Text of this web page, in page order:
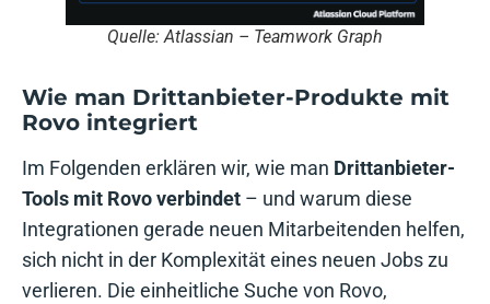
Quelle: Atlassian – Teamwork Graph
Wie man Drittanbieter-Produkte mit
Rovo integriert
Im Folgenden erklären wir, wie man Drittanbieter-
Tools mit Rovo verbindet – und warum diese
Integrationen gerade neuen Mitarbeitenden helfen,
sich nicht in der Komplexität eines neuen Jobs zu
verlieren. Die einheitliche Suche von Rovo,